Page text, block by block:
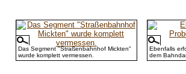
Das Segment "Straßenbahnhof Mickten"
wurde komplett vermessen.
Ebenfalls
dem